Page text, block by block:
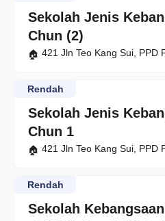
Sekolah Jenis
Chun (2)
421 Jln Teo Kang Sui, PPD
Sekolah Jenis
Chun 1
Rendah
421 Jln Teo Kang Sui, PPD
Sekolah
Rendah